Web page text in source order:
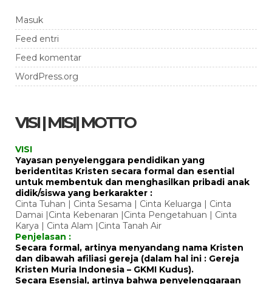
Masuk
Feed entri
Feed komentar
WordPress.org
VISI | MISI| MOTTO
VISI
Yayasan penyelenggara pendidikan yang
beridentitas Kristen secara formal dan esential
untuk membentuk dan menghasilkan pribadi anak
didik/siswa yang berkarakter :
Cinta Tuhan | Cinta Sesama | Cinta Keluarga | Cinta
Damai |Cinta Kebenaran |Cinta Pengetahuan | Cinta
Karya | Cinta Alam |Cinta Tanah Air
Penjelasan :
Secara formal, artinya menyandang nama Kristen
dan dibawah afiliasi gereja (dalam hal ini : Gereja
Kristen Muria Indonesia – GKMI Kudus).
Secara Esensial, artinya bahwa penyelenggaraan